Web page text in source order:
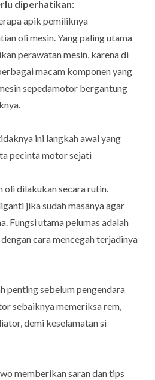
diperhatikan:
apik pemiliknya
oli mesin. Yang paling utama
perawatan mesin, karena di
macam komponen yang
sepedamotor bergantung
ini langkah awal yang
pecinta motor sejati
oli dilakukan secara rutin.
jika sudah masanya agar
Fungsi utama pelumas adalah
cara mencegah terjadinya
penting sebelum pengendara
sebaiknya memeriksa rem,
demi keselamatan si
memberikan saran dan tips